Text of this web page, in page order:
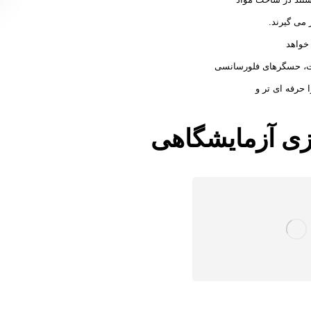
می گیرند.
حسگرهای فلورسانسی
حرفه ای تر و
آزمایشگاهی